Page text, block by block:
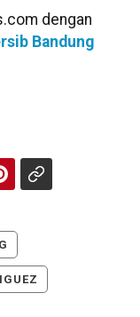
dengan
Bandung